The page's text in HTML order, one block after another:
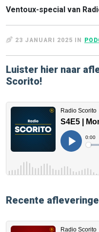
Ventoux-special van
23 JANUARI 2025 IN
Luister hier naar
Scorito!
Recente